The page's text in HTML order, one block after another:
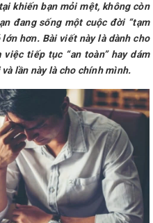
khiến bạn mỏi mệt, không còn
đang sống một cuộc đời “tạm
hơn. Bài viết này là dành cho
tiếp tục “an toàn” hay dám
lần này là cho chính mình.